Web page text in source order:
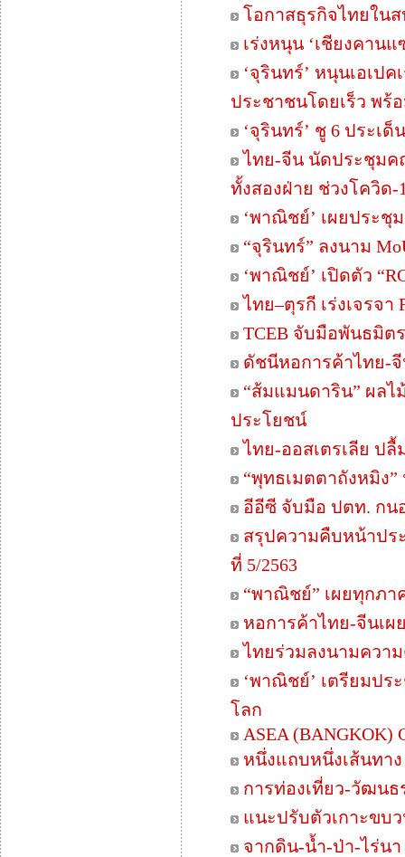
โอกาสธุรกิจไทยในส
เร่งหนุน ‘เชียงคาน
‘จุรินทร์’ หนุนเอเป
ประชาชนโดยเร็ว พร้
‘จุรินทร์’ ชู 6 ประเด็
ไทย-จีน นัดประชุมค
ทั้งสองฝ่าย ช่วงโควิด-
‘พาณิชย์’ เผยประชุ
“จุรินทร์” ลงนาม
‘พาณิชย์’ เปิดตัว
ไทย–ตุรกี เร่งเจรจ
TCEB จับมือพันธมิต
ดัชนีหอการค้าไทย-จี
“ส้มแมนดาริน” ผล
ประโยชน์
ไทย-ออสเตรเลีย ป
“พุทธเมตตาถังหมิง
อีอีซี จับมือ ปตท. กน
สรุปความคืบหน้าปร
ที่ 5/2563
“พาณิชย์” เผยทุกภา
หอการค้าไทย-จีนเผ
ไทยร่วมลงนามควา
‘พาณิชย์’ เตรียมปร
โลก
ASEA (BANGKOK)
หนึ่งแถบหนึ่งเส้นทา
การท่องเที่ยว-วัฒน
แนะปรับตัวเกาะขบว
จากดิน-น้ำ-ป่า-ไร่น